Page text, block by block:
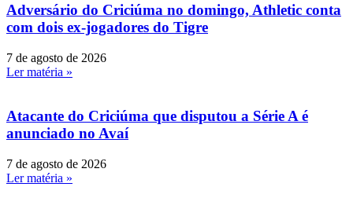
Adversário do Criciúma no domingo, Athletic conta
com dois ex-jogadores do Tigre
7 de agosto de 2026
Ler matéria »
Atacante do Criciúma que disputou a Série A é
anunciado no Avaí
7 de agosto de 2026
Ler matéria »